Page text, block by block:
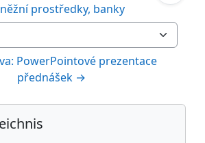
prostředky, banky
PowerPointové prezentace
přednášek →
überspringen